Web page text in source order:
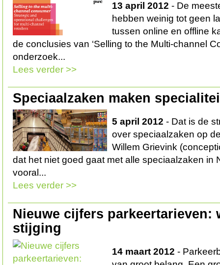
13 april 2012 - De
hebben weinig tot geen
tussen online en offline
de conclusies van ‘Selling to the Multi-channel
onderzoek...
Lees verder >>
Speciaalzaken maken
5 april 2012 - Dat is de
over speciaalzaken op
Willem Grievink
dat het niet goed gaat met alle speciaalzaken in
vooral...
Lees verder >>
Nieuwe cijfers parkeertarieven:
stijging
14 maart 2012 -